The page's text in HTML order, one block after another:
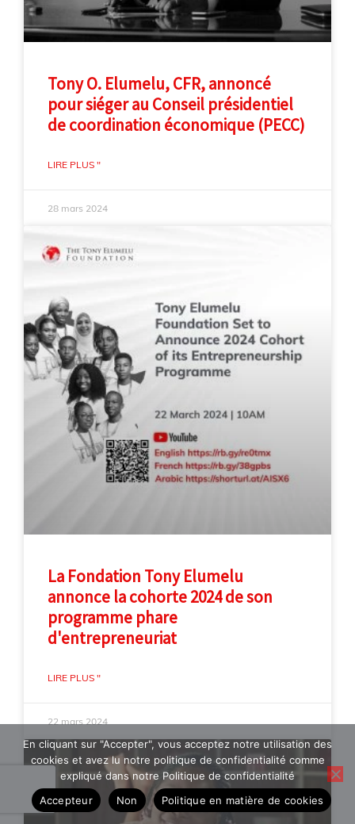
Tony O. Elumelu, CFR, annoncé
pour siéger au Conseil présidentiel
de coordination économique (PECC)
LIRE PLUS "
28 mars 2024
La Fondation Tony Elumelu
annonce la cohorte 2024 de son
programme phare
d'entrepreneuriat
LIRE PLUS "
22 mars 2024
En cliquant sur "Accepter", vous acceptez notre utilisation des
cookies et avez lu notre politique de confidentialité comme
expliqué dans notre Politique de confidentialité
Accepteur
Non Politique en matière de cookies